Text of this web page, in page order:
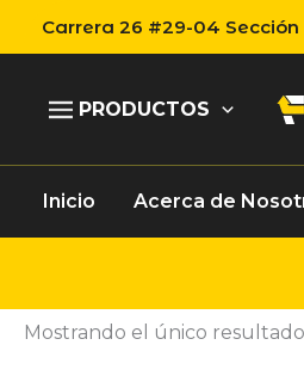
Carrera 26 #29-04 Sección
PRODUCTOS
Inicio Acerca de
Mostrando el único resultado